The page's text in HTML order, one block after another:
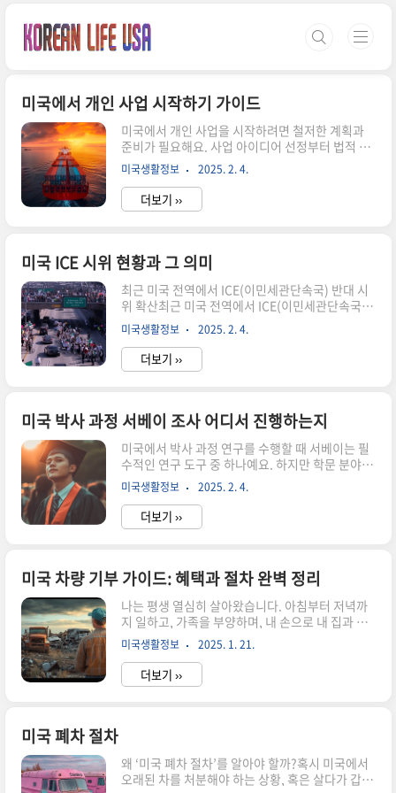
미국에서 개인 사업 시작하기 가이드
미국에서 개인 사업을 시작하려면 철저한 계획과
준비가 필요해요. 사업 아이디어 선정부터 법적 등
록, 세금 처리, 마케팅까지 고려해야 할 요소가 많
답니다. 하지만 한 걸음씩 차근차근 진행하면 누구
나 성공적인 창업을 할 수 있어요. 이 글에서는 미국
에서 개인 사업을 시작하는 데 필요한 모든 과정을
에게 큰 도움이 될 거예요. 🚀 💡 비즈니스 아이디
어 선정미국에서 개인 사업을 시작하려면 가장 먼
저 사업 아이디어를 정해야 해요. 좋은 아이디어는
시장 수요가 있고, 경쟁력이 있으며, 본인의 강점과
연결될 때 성공 가능성이 높아져요. 아이디어를 선
정할 때는 다음과 같은 질문을 던져보세요.내가 잘
할 수 있는 분야는 무..
미국생활정보 2025. 2. 4.
더보기 ››
미국 ICE 시위 현황과 그 의미
최근 미국 전역에서 ICE(이민세관단속국) 반대 시
위 확산최근 미국 전역에서 ICE(이민세관단속국)
에 대한 반대 시위가 활발히 진행되고 있어요. 로스
앤젤레스에서는 수천 명의 시위대가 101번 고속도
로와 도심 도로를 점거하며 트럼프 전 대통령의 대
규모 추방 정책에 반대하는 목소리를 높였어요. 이
켰어요.미국 전역으로 확산되는 시위이 시위는 로
스앤젤레스뿐만 아니라 미국 전역으로 확산되고 있
어요. 애리조나, 노스캐롤라이나, 아칸소, 미주리,
조지아 등 여러 주에서 동시다발적으로 시위가 열
렸으며, 텍사스의 달라스, 휴스턴, 콘로에서도 비슷
한 움직임이 나타났어요. 이 과정에서 일부 시위 참
가자들이 체포되기도 했어요.I..
미국생활정보 2025. 2. 4.
더보기 ››
미국 박사 과정 서베이 조사 어디서 진행하는지
미국에서 박사 과정 연구를 수행할 때 서베이는 필
수적인 연구 도구 중 하나예요. 하지만 학문 분야,
연구 대상, 예산, 보안 요구사항 등에 따라 최적의
플랫폼과 방법이 달라질 수 있어요. 특히 IRB(기관
윤리위원회) 승인 여부, 개인정보 보호법 준수, 응
답자 확보 방법 등이 중요한 요소로 작용해요. 그래
박사 과정 연구를 위한 서베이 조사 방법과 각 분야
별로 가장 많이 사용되는 플랫폼을 정리해볼게요.
온라인 설문 도구부터 의료 연구, 특정 전문가 집단
대상 서베이까지 모두 다룰 예정이니 끝까지 확인
해보세요! 🧐 온라인 서베이 플랫폼 비교박사 과정
연구자들이 가장 많이 사용하는 온라인 서베이 플
랫폼들을 비교해볼..
미국생활정보 2025. 2. 4.
더보기 ››
미국 차량 기부 가이드: 혜택과 절차 완벽 정리
나는 평생 열심히 살아왔습니다. 아침부터 저녁까
지 일하고, 가족을 부양하며, 내 손으로 내 집과 차
를 마련했죠. 이제 아이들도 성장하고, 한숨 돌릴
여유가 생긴 지금, 내게 익숙했던 SUV를 보며 생각
했습니다. ‘이 차가 누군가에게 또 다른 기회가 될
수 있다면 얼마나 좋을까?’차량 기부는 단순히 낡
지를 살펴보겠습니다.미국 차량 기부의 기본 이해
1. 차량 기부란 무엇인가?차량 기부는 단순히 필요
미국생활정보 2025. 1. 21.
더보기 ››
미국 폐차 절차
왜 ‘미국 폐차 절차’를 알아야 할까?혹시 미국에서
오래된 차를 처분해야 하는 상황, 혹은 살다가 갑자